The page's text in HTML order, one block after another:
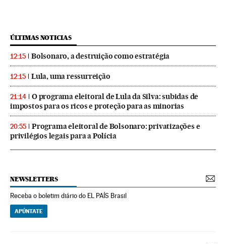
ÚLTIMAS NOTICIAS
12:15 Bolsonaro, a destruição como estratégia
12:15 Lula, uma ressurreição
21:14
O programa eleitoral de Lula da Silva: subidas de
impostos para os ricos e proteção para as minorias
20:55
Programa eleitoral de Bolsonaro: privatizações e
privilégios legais para a Polícia
NEWSLETTERS
Receba o boletim diário do EL PAÍS Brasil
APÚNTATE